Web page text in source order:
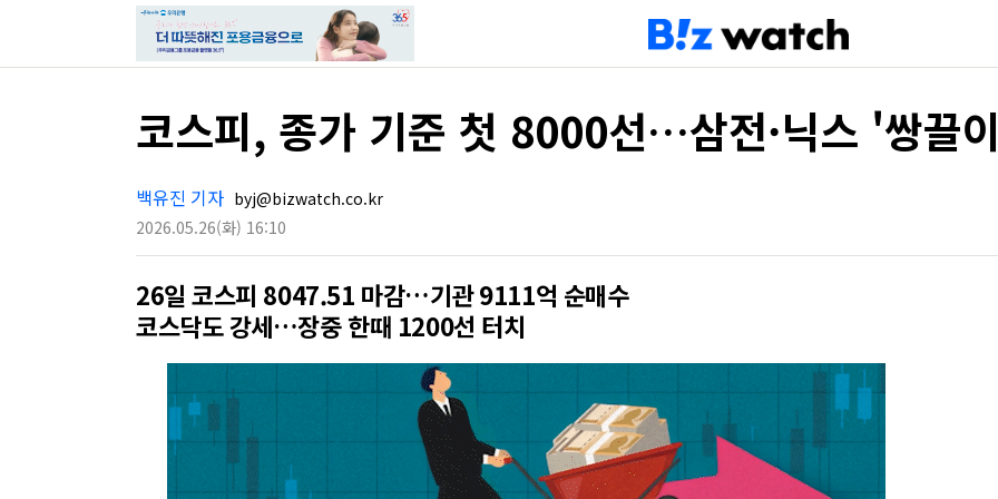
코스피, 종가 기준 첫 8000선…삼전·닉스 '쌍끌
백유진 기자 byj@bizwatch.co.kr
2026.05.26(화) 16:10
26일 코스피 8047.51 마감…기관 9111억 순매수
코스닥도 강세…장중 한때 1200선 터치